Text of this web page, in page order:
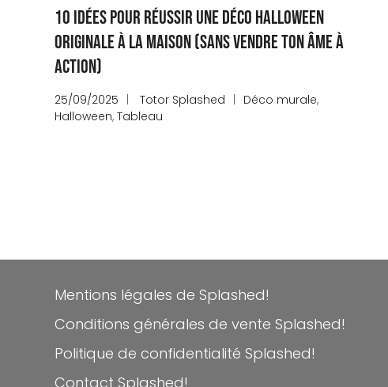
10 idées pour réussir une déco Halloween
originale à la maison (sans vendre ton âme à
Action)
25/09/2025 Totor Splashed Déco murale,
Halloween, Tableau
Mentions légales de Splashed!
Conditions générales de vente Splashed!
Politique de confidentialité Splashed!
Contact Splashed!